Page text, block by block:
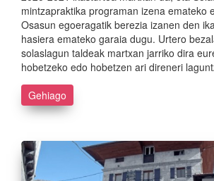
mintzapraktika programan izena emateko
Osasun egoeragatik berezia izanen den
hasiera emateko garaia dugu. Urtero
solaslagun taldeak martxan jarriko dira
hobetzeko edo hobetzen ari direneri
Gehiago